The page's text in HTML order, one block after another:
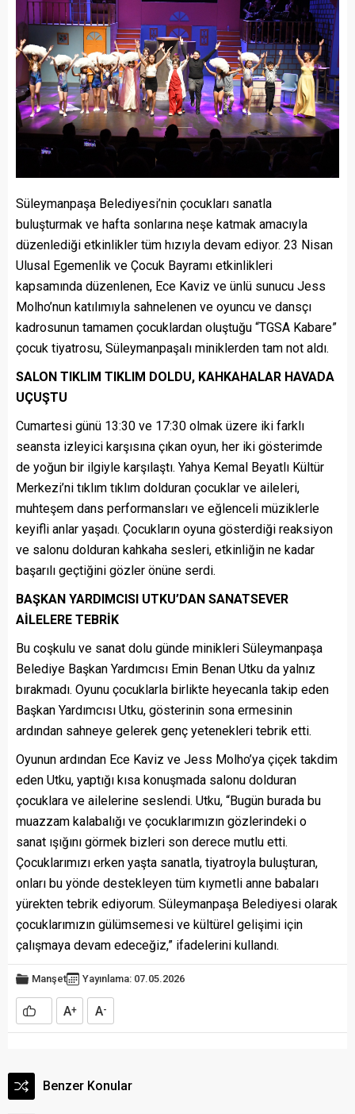
Süleymanpaşa Belediyesi’nin çocukları sanatla
buluşturmak ve hafta sonlarına neşe katmak amacıyla
düzenlediği etkinlikler tüm hızıyla devam ediyor. 23 Nisan
Ulusal Egemenlik ve Çocuk Bayramı etkinlikleri
kapsamında düzenlenen, Ece Kaviz ve ünlü sunucu Jess
Molho’nun katılımıyla sahnelenen ve oyuncu ve dansçı
kadrosunun tamamen çocuklardan oluştuğu “TGSA Kabare”
çocuk tiyatrosu, Süleymanpaşalı miniklerden tam not aldı.
SALON TIKLIM TIKLIM DOLDU, KAHKAHALAR HAVADA
UÇUŞTU
Cumartesi günü 13:30 ve 17:30 olmak üzere iki farklı
seansta izleyici karşısına çıkan oyun, her iki gösterimde
de yoğun bir ilgiyle karşılaştı. Yahya Kemal Beyatlı Kültür
Merkezi’ni tıklım tıklım dolduran çocuklar ve aileleri,
muhteşem dans performansları ve eğlenceli müziklerle
keyifli anlar yaşadı. Çocukların oyuna gösterdiği reaksiyon
ve salonu dolduran kahkaha sesleri, etkinliğin ne kadar
başarılı geçtiğini gözler önüne serdi.
BAŞKAN YARDIMCISI UTKU’DAN SANATSEVER
AİLELERE TEBRİK
Bu coşkulu ve sanat dolu günde minikleri Süleymanpaşa
Belediye Başkan Yardımcısı Emin Benan Utku da yalnız
bırakmadı. Oyunu çocuklarla birlikte heyecanla takip eden
Başkan Yardımcısı Utku, gösterinin sona ermesinin
ardından sahneye gelerek genç yetenekleri tebrik etti.
Oyunun ardından Ece Kaviz ve Jess Molho’ya çiçek takdim
eden Utku, yaptığı kısa konuşmada salonu dolduran
çocuklara ve ailelerine seslendi. Utku, “Bugün burada bu
muazzam kalabalığı ve çocuklarımızın gözlerindeki o
sanat ışığını görmek bizleri son derece mutlu etti.
Çocuklarımızı erken yaşta sanatla, tiyatroyla buluşturan,
onları bu yönde destekleyen tüm kıymetli anne babaları
yürekten tebrik ediyorum. Süleymanpaşa Belediyesi olarak
çocuklarımızın gülümsemesi ve kültürel gelişimi için
çalışmaya devam edeceğiz,” ifadelerini kullandı.
Manşet Yayınlama: 07.05.2026
A+ A-
Benzer Konular